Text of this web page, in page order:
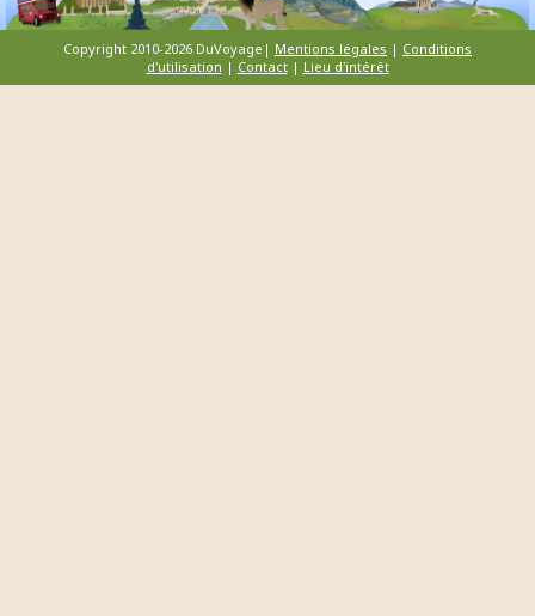
Copyright 2010-2026 DuVoyage| Mentions légales | Conditions
d'utilisation | Contact| Lieu d'intérêt